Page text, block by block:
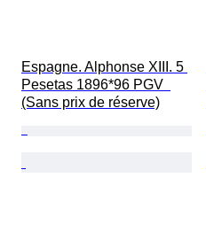
Espagne. Alphonse XIII. 5
Pesetas 1896*96 PGV
(Sans prix de réserve)